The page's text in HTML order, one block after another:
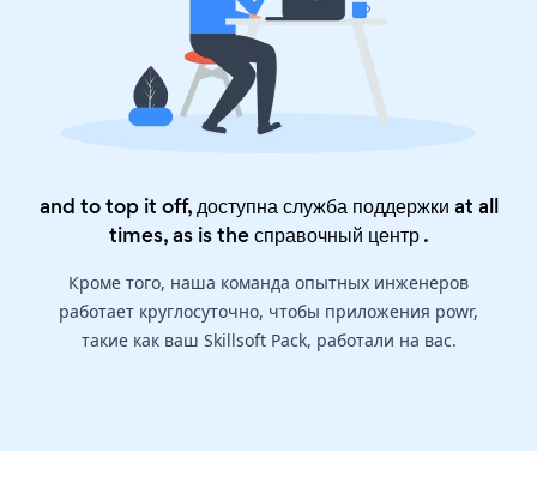
and to top it off, доступна служба поддержки at all
times, as is theсправочный центр.
Кроме того, наша команда опытных инженеров
работает круглосуточно, чтобы приложения powr,
такие как ваш Skillsoft Pack, работали на вас.